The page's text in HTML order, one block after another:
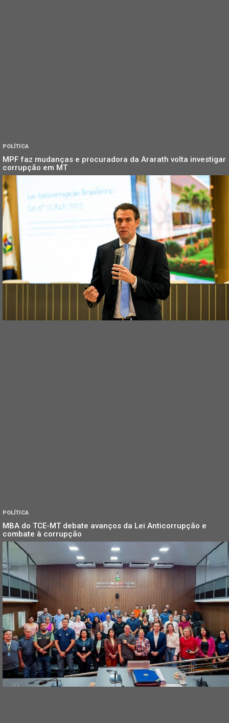
POLÍTICA
MPF faz mudanças e procuradora da Ararath volta investigar
corrupção em MT
POLÍTICA
MBA do TCE-MT debate avanços da Lei Anticorrupção e
combate à corrupção